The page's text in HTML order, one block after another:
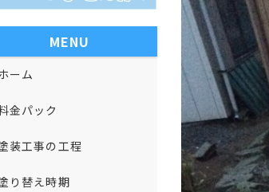
MENU
ーム
金パック
装工事の工程
り替え時期